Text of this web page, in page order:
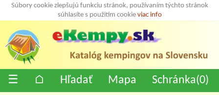
Súbory cookie zlepšujú funkciu stránok, používaním týchto stránok
súhlasíte s použitím cookie viac info
☰ ⌂ Hľadať Mapa Schránka(0)